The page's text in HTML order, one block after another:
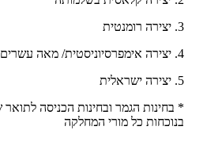
3. יצירה רומנטית
4. יצירה אימפרסיוניסטית/ מאה עשרים / בת זמננו
5. יצירה ישראלית
* בחינות הגמר ובחינות הכניסה לתואר
בנוכחות כל מורי המחלקה